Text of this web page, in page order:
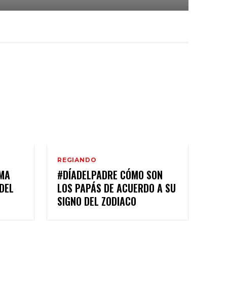
REGIANDO
#DÍADELPADRE CÓMO SON
LOS PAPÁS DE ACUERDO A SU
SIGNO DEL ZODIACO